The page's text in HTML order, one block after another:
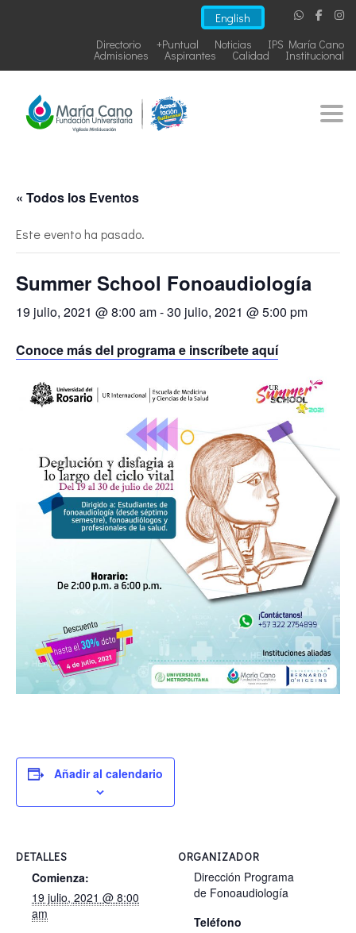
English
IPS María Cano
Noticias
+Puntual
Directorio
Institucional
Calidad
Aspirantes
Admisiones
« Todos los Eventos
Este evento ha pasado.
Summer School Fonoaudiología
19 julio, 2021 @ 8:00 am-30 julio, 2021 @ 5:00 pm
Conoce más del programa e inscríbete aquí
Añadir al calendario
DETALLES
Comienza:
19 julio, 2021 @ 8:00
am
ORGANIZADOR
Dirección Programa
de Fonoaudiología
Teléfono